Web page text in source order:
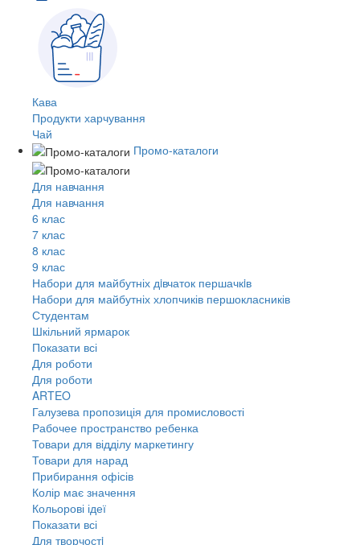
Кава
Продукти харчування
Чай
Промо-каталоги
Для навчання
Для навчання
6 клас
7 клас
8 клас
9 клас
Набори для майбутніх дiвчаток першачкiв
Набори для майбутніх хлопчиків першокласників
Студентам
Шкільний ярмарок
Показати всі
Для роботи
Для роботи
ARTEO
Галузева пропозиція для промисловості
Рабочее пространство ребенка
Товари для відділу маркетингу
Товари для нарад
Прибирання офісів
Колір має значення
Кольорові ідеї
Показати всі
Для творчостi